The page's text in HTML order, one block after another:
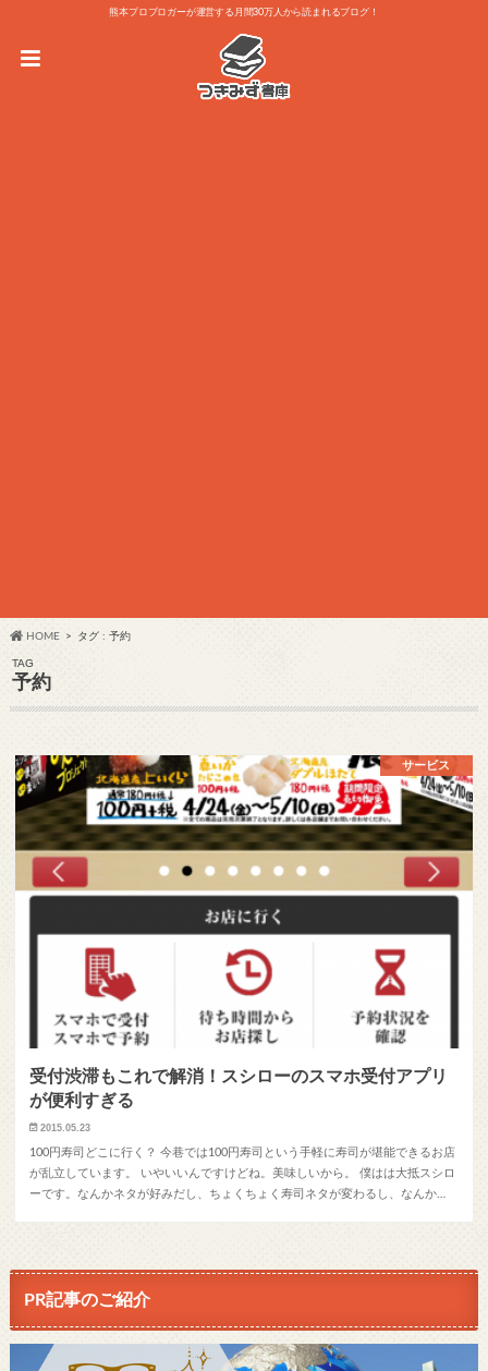
熊本プロブロガーが運営する月間30万人から読まれるブログ！
HOME タグ : 予約
TAG
予約
サービス
受付渋滞もこれで解消！スシローのスマホ受付アプリ
が便利すぎる
2015.05.23
100円寿司どこに行く？ 今巷では100円寿司という手軽に寿司が堪能できるお店
が乱立しています。 いやいいんですけどね。美味しいから。 僕はは大抵スシロ
ーです。なんかネタが好みだし、ちょくちょく寿司ネタが変わるし、なんか…
PR記事のご紹介